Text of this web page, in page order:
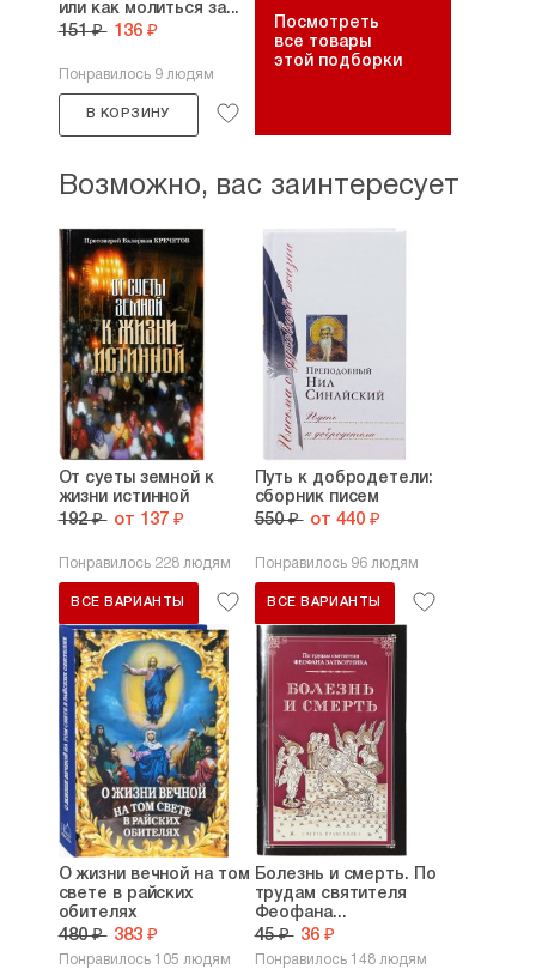
или как молиться за...
151 ₽ 136 ₽
Понравилось 9 людям
В КОРЗИНУ
Посмотреть
все товары
этой подборки
Возможно, вас заинтересует
От суеты земной к
жизни истинной
192 ₽ от 137 ₽
Понравилось 228 людям
ВСЕ ВАРИАНТЫ
Путь к добродетели:
сборник писем
550 ₽ от 440 ₽
Понравилось 96 людям
ВСЕ ВАРИАНТЫ
О жизни вечной на том
свете в райских
обителях
480 ₽ 383 ₽
Понравилось 105 людям
Болезнь и смерть. По
трудам святителя
Феофана...
45 ₽ 36 ₽
Понравилось 148 людям